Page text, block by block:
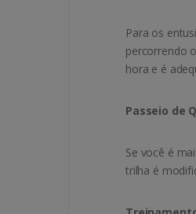
Para os
percorrendo
hora e é
Passeio de
Se você é
trilha é